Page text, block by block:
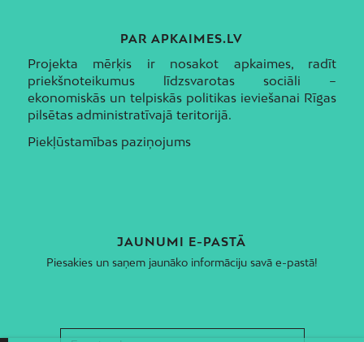
PAR APKAIMES.LV
Projekta mērķis ir nosakot apkaimes, radīt
priekšnoteikumus līdzsvarotas sociāli –
ekonomiskās un telpiskās politikas ieviešanai Rīgas
pilsētas administratīvajā teritorijā.
Piekļūstamības paziņojums
JAUNUMI E-PASTĀ
Piesakies un saņem jaunāko informāciju savā e-pastā!